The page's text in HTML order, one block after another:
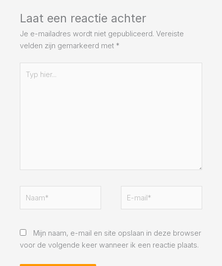
Laat een reactie achter
Je e-mailadres wordt niet gepubliceerd. Vereiste
velden zijn gemarkeerd met *
hier...
mail*
Mijn naam, e-mail en site opslaan in deze browser
voor de volgende keer wanneer ik een reactie plaats.